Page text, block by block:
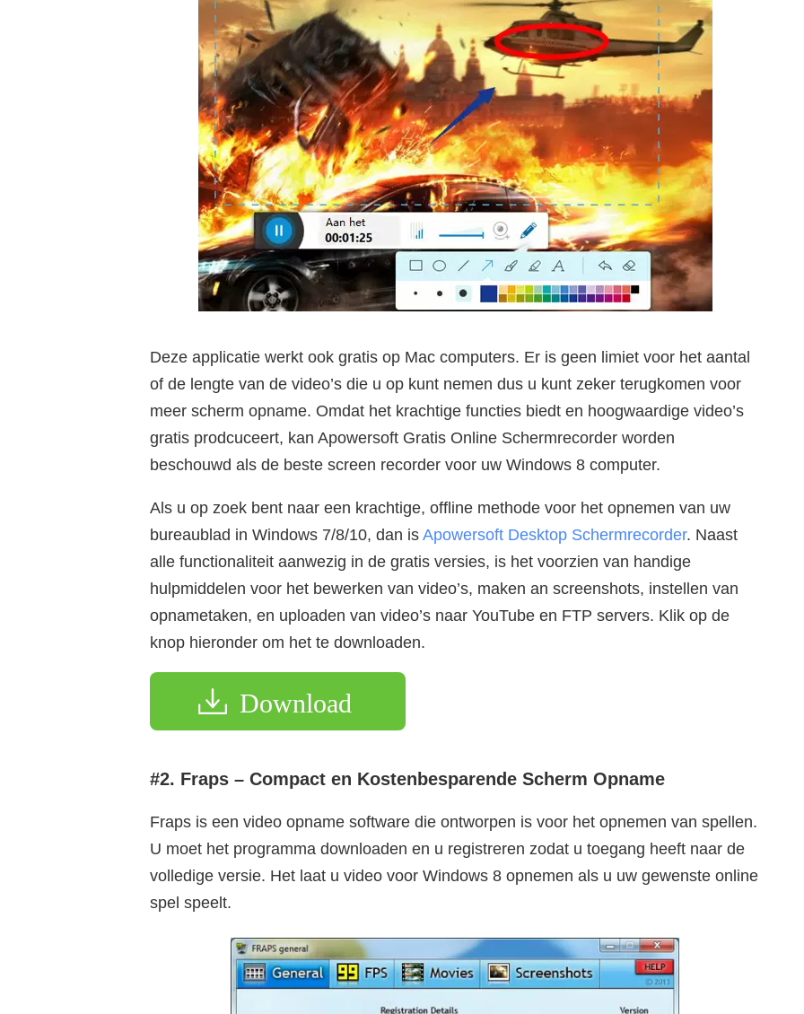
Deze applicatie werkt ook gratis op Mac computers. Er is geen limiet voor het aantal
of de lengte van de video’s die u op kunt nemen dus u kunt zeker terugkomen voor
meer scherm opname. Omdat het krachtige functies biedt en hoogwaardige video’s
gratis prodcuceert, kan Apowersoft Gratis Online Schermrecorder worden
beschouwd als de beste screen recorder voor uw Windows 8 computer.
Als u op zoek bent naar een krachtige, offline methode voor het opnemen van uw
bureaublad in Windows 7/8/10, dan is Apowersoft Desktop Schermrecorder. Naast
alle functionaliteit aanwezig in de gratis versies, is het voorzien van handige
hulpmiddelen voor het bewerken van video’s, maken an screenshots, instellen van
opnametaken, en uploaden van video’s naar YouTube en FTP servers. Klik op de
knop hieronder om het te downloaden.
Download
#2. Fraps – Compact en Kostenbesparende Scherm Opname
Fraps is een video opname software die ontworpen is voor het opnemen van spellen.
U moet het programma downloaden en u registreren zodat u toegang heeft naar de
volledige versie. Het laat u video voor Windows 8 opnemen als u uw gewenste online
spel speelt.